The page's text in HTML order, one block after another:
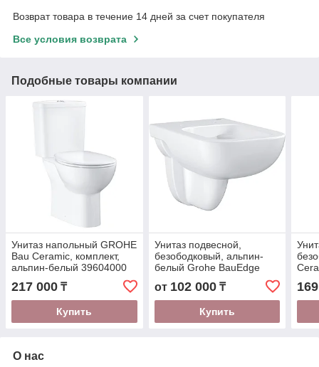
Возврат товара в течение 14 дней за счет покупателя
Все условия возврата
Подобные товары компании
Унитаз напольный GROHE
Bau Ceramic, комплект,
альпин-белый 39604000
217 000 ₸
Купить
Унитаз подвесной,
безободковый, альпин-
белый Grohe BauEdge
Ceramic 39809000
от 102 000₸
Купить
О нас